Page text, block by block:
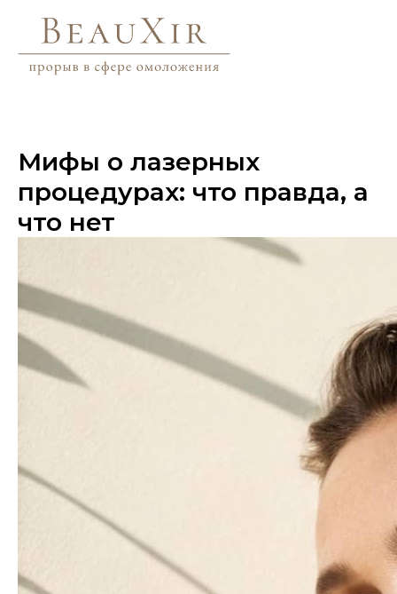
Мифы о лазерных
процедурах: что правда, а
что нет